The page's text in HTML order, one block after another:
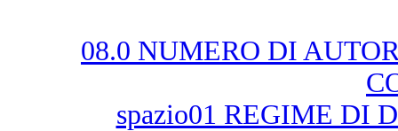
08.0 NUMERO DI
spazio01 REGIME DI